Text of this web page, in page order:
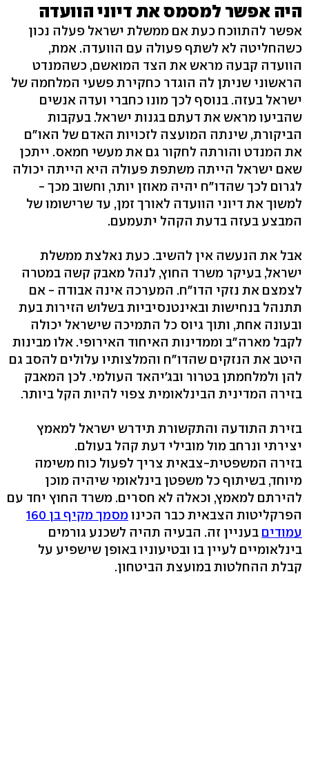
היה אפשר למסמס את דיוני הוועדה
אפשר להתווכח כעת אם ממשלת ישראל פעלה נכון
כשהחליטה לא לשתף פעולה עם הוועדה. אמת,
הוועדה קבעה מראש את הצד המואשם, כשהמנדט
הראשוני שניתן לה הוגדר כחקירת פשעי המלחמה של
ישראל בעזה. בנוסף לכך מונו כחברי ועדה אנשים
שהביעו מראש את דעתם בגנות ישראל. בעקבות
הביקורת, שינתה המועצה לזכויות האדם של האו"ם
את המנדט והורתה לחקור גם את מעשי חמאס. ייתכן
שאם ישראל הייתה משתפת פעולה היא הייתה יכולה
לגרום לכך שהדו"ח יהיה מאוזן יותר, וחשוב מכך -
למשוך את דיוני הוועדה לאורך זמן, עד שרישומו של
המבצע בעזה בדעת הקהל יתעמעם.
אבל את הנעשה אין להשיב. כעת נאלצת ממשלת
ישראל, בעיקר משרד החוץ, לנהל מאבק קשה במטרה
לצמצם את נזקי הדו"ח. המערכה אינה אבודה - אם
תתנהל בנחישות ובאינטנסיביות בשלוש הזירות בעת
ובעונה אחת, ותוך גיוס כל התמיכה שישראל יכולה
לקבל מארה"ב וממדינות האיחוד האירופי. אלו מבינות
היטב את הנזקים שהדו"ח והמלצותיו עלולים להסב גם
להן ולמלחמתן בטרור ובג'יהאד העולמי. לכן המאבק
בזירה המדינית הבינלאומית צפוי להיות הקל ביותר.
בזירת התודעה והתקשורת תידרש ישראל למאמץ
יצירתי ונרחב מול מובילי דעת קהל בעולם.
בזירה המשפטית-צבאית צריך לפעול כוח משימה
מיוחד, בשיתוף כל משפטן בינלאומי שיהיה מוכן
להירתם למאמץ, וכאלה לא חסרים. משרד החוץ יחד עם
הפרקליטות הצבאית כבר הכינו
מסמך מקיף בן 160
עמודים בעניין זה. הבעיה תהיה לשכנע גורמים
בינלאומיים לעיין בו ובטיעוניו באופן שישפיע על
קבלת ההחלטות במועצת הביטחון.